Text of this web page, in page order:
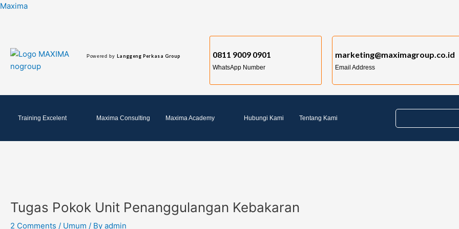
Skip
Maxima
Powered by Langgeng Perkasa Group 0811 9009 0901
WhatsApp Number
marketing@maximagroup.co.id
Email Address
Training Excelent Maxima Consulting Maxima Academy Hubungi Kami Tentang Kami
Tugas Pokok Unit Penanggulangan Kebakaran
2 Comments / Umum / By admin
Post